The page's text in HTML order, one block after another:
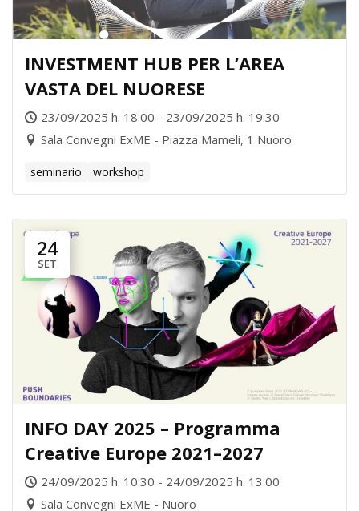
INVESTMENT HUB PER L’AREA
VASTA DEL NUORESE
23/09/2025 h. 18:00 - 23/09/2025 h. 19:30
Sala Convegni ExME - Piazza Mameli, 1 Nuoro
seminario workshop
24
SET
INFO DAY 2025 – Programma
Creative Europe 2021–2027
24/09/2025 h. 10:30 - 24/09/2025 h. 13:00
Sala Convegni ExME - Nuoro